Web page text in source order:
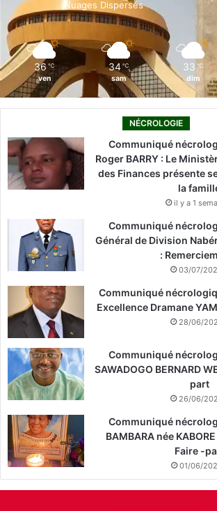
k
n
Nuages Dispersés
36 ℃
ven
34 ℃
sam
33 ℃
dim
NÉCROLOGIE
Communiqué
Roger BARRY : Le
des Finances présente
la
il y a 1
Communiqué
Général de Division
:
03/07/
Communiqué
Excellence Dramane
28/06/
Communiqué
SAWADOGO BERNARD
part
26/06/
Communiqué
BAMBARA née
Faire -
01/06/